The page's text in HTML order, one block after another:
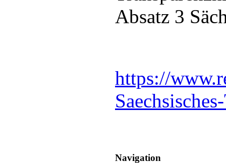
Absatz 3
https://
Navigation